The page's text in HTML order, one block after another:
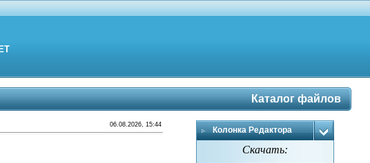
Каталог файлов
06.08.2026, 15:44
Колонка Редактора
Скачать: